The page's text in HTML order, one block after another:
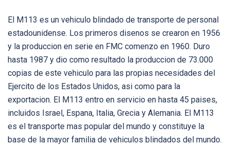
El M113 es un vehiculo blindado de transporte de personal
estadounidense. Los primeros disenos se crearon en 1956
y la produccion en serie en FMC comenzo en 1960. Duro
hasta 1987 y dio como resultado la produccion de 73.000
copias de este vehiculo para las propias necesidades del
Ejercito de los Estados Unidos, asi como para la
exportacion. El M113 entro en servicio en hasta 45 paises,
incluidos Israel, Espana, Italia, Grecia y Alemania. El M113
es el transporte mas popular del mundo y constituye la
base de la mayor familia de vehiculos blindados del mundo.